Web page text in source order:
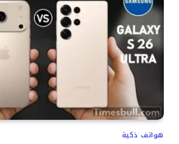
هواتف ذكية